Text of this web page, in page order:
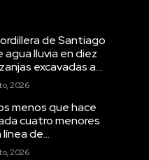
de Santiago
agua lluvia en diez
excavadas a...
2026
menos que hace
cuatro menores
de...
2026